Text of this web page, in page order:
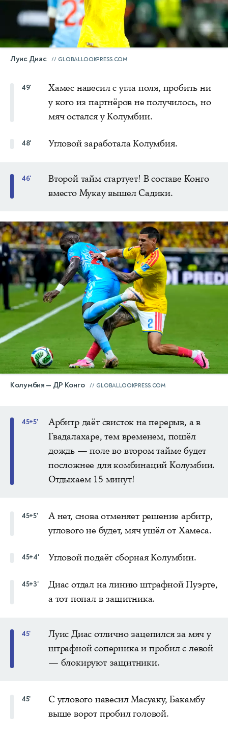
Луис Диас GLOBALLOOKPRESS.COM
49'
Хамес навесил с угла поля, пробить ни
у кого из партнёров не получилось, но
мяч остался у Колумбии.
48' Угловой заработала Колумбия.
46'
Второй тайм стартует! В составе Конго
вместо Мукау вышел Садики.
Колумбия — ДР Конго GLOBALLOOKPRESS.COM
45+5'
Арбитр даёт свисток на перерыв, а в
Гвадалахаре, тем временем, пошёл
дождь — поле во втором тайме будет
посложнее для комбинаций Колумбии.
Отдыхаем 15 минут!
45+5'
А нет, снова отменяет решение арбитр,
углового не будет, мяч ушёл от Хамеса.
45+4' Угловой подаёт сборная Колумбии.
45+3'
Диас отдал на линию штрафной Пуэрте,
а тот попал в защитника.
45'
Луис Диас отлично зацепился за мяч у
штрафной соперника и пробил с левой
— блокируют защитники.
45'
С углового навесил Масуаку, Бакамбу
выше ворот пробил головой.